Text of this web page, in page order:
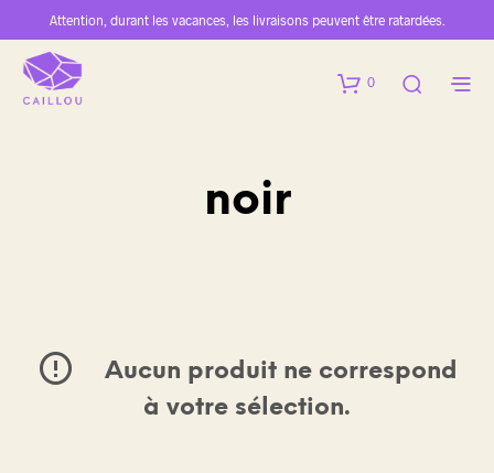
Attention, durant les vacances, les livraisons peuvent être ratardées.
0
noir
Aucun produit ne correspond
à votre sélection.